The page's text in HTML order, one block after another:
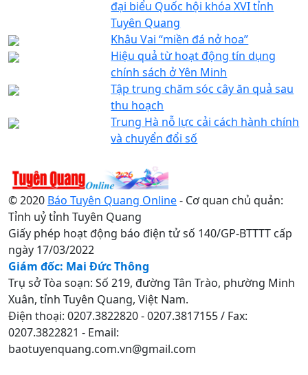
đại biểu Quốc hội khóa XVI tỉnh
Tuyên Quang
Khâu Vai “miền đá nở hoa”
Hiệu quả từ hoạt động tín dụng
chính sách ở Yên Minh
Tập trung chăm sóc cây ăn quả sau
thu hoạch
Trung Hà nỗ lực cải cách hành chính
và chuyển đổi số
© 2020 Báo Tuyên Quang Online- Cơ quan chủ quản:
Tỉnh uỷ tỉnh Tuyên Quang
Giấy phép hoạt động báo điện tử số 140/GP-BTTTT cấp
ngày 17/03/2022
Giám đốc: Mai Đức Thông
Trụ sở Tòa soạn: Số 219, đường Tân Trào, phường Minh
Xuân, tỉnh Tuyên Quang, Việt Nam.
Điện thoại: 0207.3822820 - 0207.3817155 / Fax:
0207.3822821 - Email:
baotuyenquang.com.vn@gmail.com